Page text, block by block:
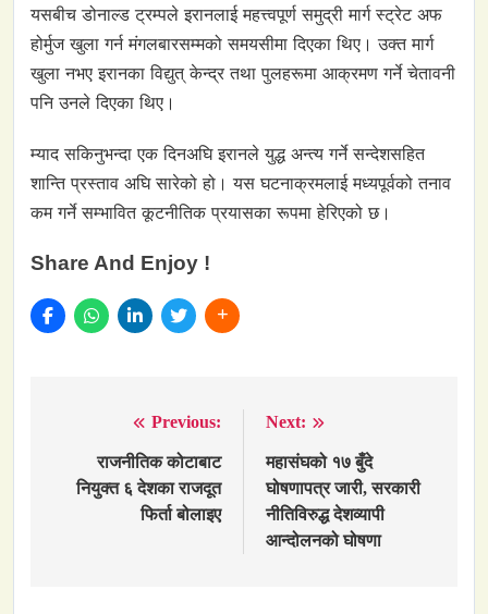
यसबीच डोनाल्ड ट्रम्पले इरानलाई महत्त्वपूर्ण समुद्री मार्ग स्ट्रेट अफ
होर्मुज खुला गर्न मंगलबारसम्मको समयसीमा दिएका थिए। उक्त मार्ग
खुला नभए इरानका विद्युत् केन्द्र तथा पुलहरूमा आक्रमण गर्ने चेतावनी
पनि उनले दिएका थिए।
म्याद सकिनुभन्दा एक दिनअघि इरानले युद्ध अन्त्य गर्ने सन्देशसहित
शान्ति प्रस्ताव अघि सारेको हो। यस घटनाक्रमलाई मध्यपूर्वको तनाव
कम गर्ने सम्भावित कूटनीतिक प्रयासका रूपमा हेरिएको छ।
Share And Enjoy !
navigation
Previous:
राजनीतिक कोटाबाट
नियुक्त ६ देशका राजदूत
फिर्ता बोलाइए
Next:
महासंघको १७ बुँदे
घोषणापत्र जारी, सरकारी
नीतिविरुद्ध देशव्यापी
आन्दोलनको घोषणा